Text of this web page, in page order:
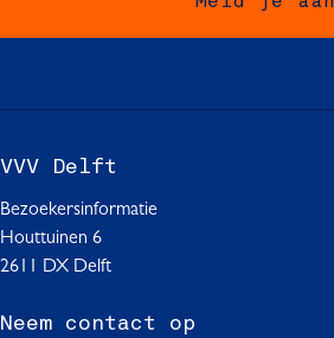
F
o
k
W
p
p
L
I
VVV Delft
Bezoekersinformatie
Houttuinen 6
2611 DX Delft
Neem contact op